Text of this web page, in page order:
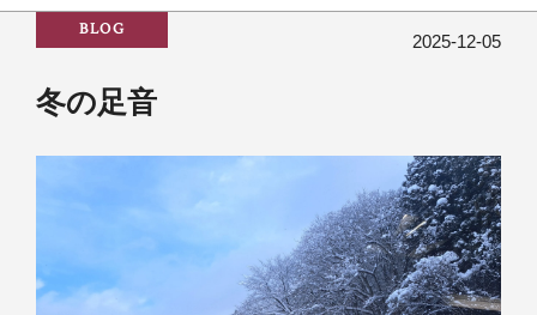
BLOG
2025-12-05
冬の足音